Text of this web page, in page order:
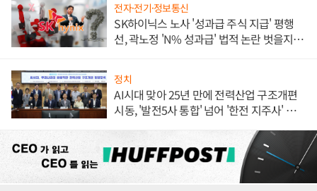
전자·전기·정보통신
SK하이닉스 노사 '성과급 주식 지급' 평행
선, 곽노정 'N% 성과급' 법적 논란 벗을지 주
정치
AI시대 맞아 25년 만에 전력산업 구조개편
시동, '발전5사 통합' 넘어 '한전 지주사' 재편